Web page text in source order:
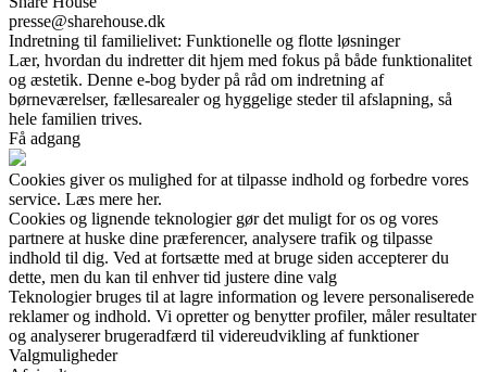
presse@sharehouse.dk
Indretning til familielivet: Funktionelle og flotte løsninger
Lær, hvordan du indretter dit hjem med fokus på både funktionalitet
og æstetik. Denne e-bog byder på råd om indretning af
børneværelser, fællesarealer og hyggelige steder til afslapning, så
hele familien trives.
Få adgang
Cookies giver os mulighed for at tilpasse indhold og forbedre vores
service. Læs mere her.
Cookies og lignende teknologier gør det muligt for os og vores
partnere at huske dine præferencer, analysere trafik og tilpasse
indhold til dig. Ved at fortsætte med at bruge siden accepterer du
dette, men du kan til enhver tid justere dine valg
Teknologier bruges til at lagre information og levere personaliserede
reklamer og indhold. Vi opretter og benytter profiler, måler resultater
og analyserer brugeradfærd til videreudvikling af funktioner
Valgmuligheder